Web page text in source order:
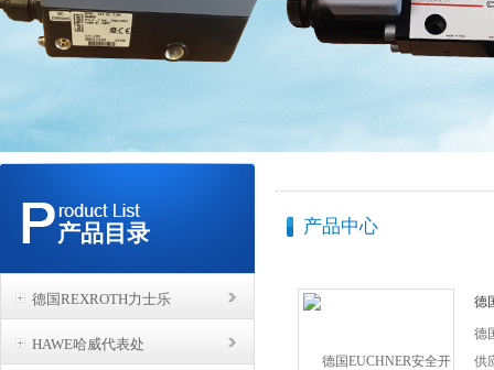
产品目录
德国REXROTH力士乐
HAWE哈威代表处
产品中心
德
供
德
供